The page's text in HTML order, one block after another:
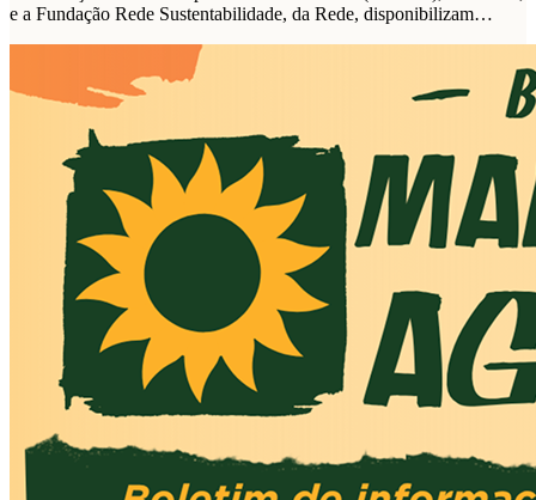
e a Fundação Rede Sustentabilidade, da Rede, disponibilizam